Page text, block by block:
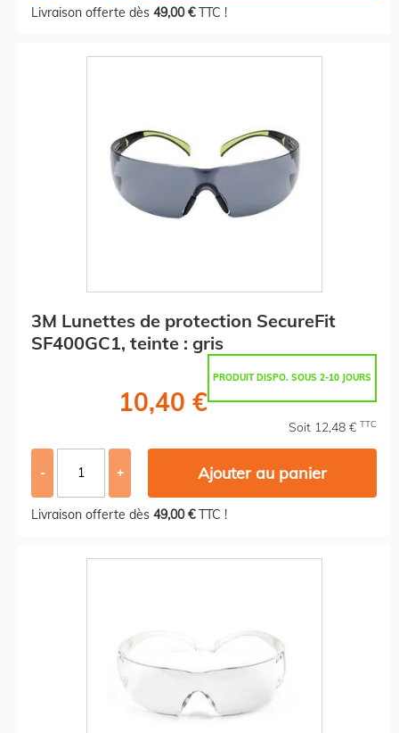
Livraison offerte dès 49,00 €TTC !
3M Lunettes de protection SecureFit
SF400GC1, teinte : gris
PRODUIT DISPO. SOUS 2-10 JOURS
10,40 €
Soit 12,48 € TTC
- + Ajouter au panier
Livraison offerte dès 49,00 €TTC !